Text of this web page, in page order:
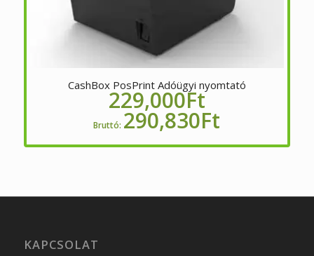
CashBox PosPrint Adóügyi nyomtató
229,000Ft
Bruttó: 290,830Ft
KAPCSOLAT